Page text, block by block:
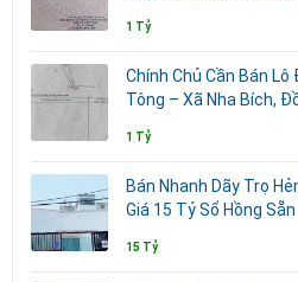
1 Tỷ
Chính Chủ Cần Bán
Tông – Xã Nha Bích,
1 Tỷ
Bán Nhanh Dãy Trọ
Giá 15 Tỷ Sổ Hồng Sẵn
15 Tỷ